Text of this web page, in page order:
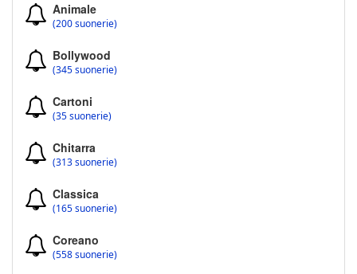
Animale
(200 suonerie)
Bollywood
(345 suonerie)
Cartoni
(35 suonerie)
Chitarra
(313 suonerie)
Classica
(165 suonerie)
Coreano
(558 suonerie)